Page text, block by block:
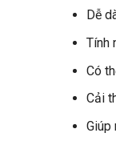
Dễ
Tính
Có
Cải
Giúp